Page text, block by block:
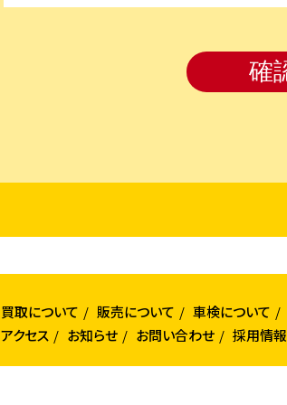
買取について 販売について 車検について
アクセス
お知らせ お問い合わせ 採用情報